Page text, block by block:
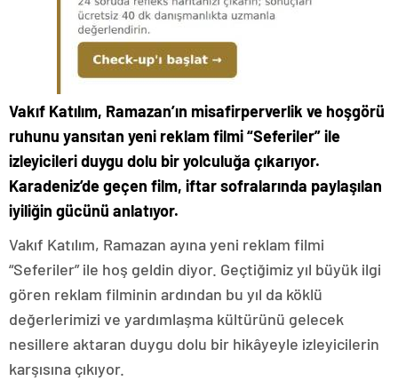
Vakıf Katılım, Ramazan’ın misafirperverlik ve hoşgörü
ruhunu yansıtan yeni reklam filmi “Seferiler” ile
izleyicileri duygu dolu bir yolculuğa çıkarıyor.
Karadeniz’de geçen film, iftar sofralarında paylaşılan
iyiliğin gücünü anlatıyor.
Vakıf Katılım, Ramazan ayına yeni reklam filmi
“Seferiler” ile hoş geldin diyor. Geçtiğimiz yıl büyük ilgi
gören reklam filminin ardından bu yıl da köklü
değerlerimizi ve yardımlaşma kültürünü gelecek
nesillere aktaran duygu dolu bir hikâyeyle izleyicilerin
karşısına çıkıyor.